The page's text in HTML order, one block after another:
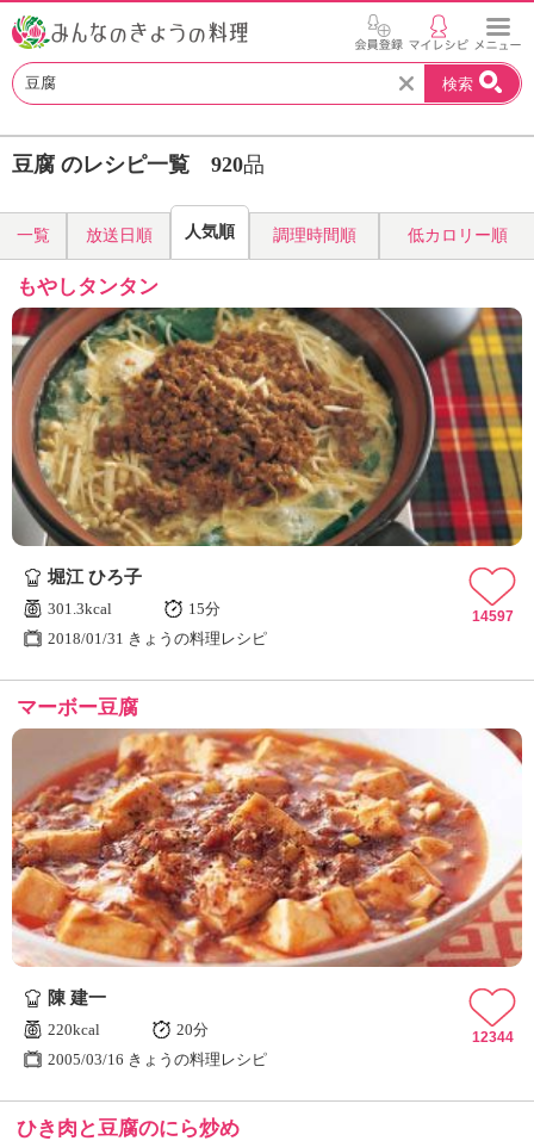
お
い
レ
ピ
見
け
よ
う
。
N
H
K
エ
デ
ュ
ョ
み
ん
な
の
き
ょ
う
の
料
理
検索
豆腐 のレシピ一覧 920品
一覧 放送日順 人気順 調理時間順 低カロリー順
もやしタンタン
堀江 ひろ子
301.3kcal
15分
2018/01/31 きょうの料理レシピ
14597
マーボー豆腐
陳 建一
220kcal
20分
2005/03/16 きょうの料理レシピ
12344
ひき肉と豆腐のにら炒め